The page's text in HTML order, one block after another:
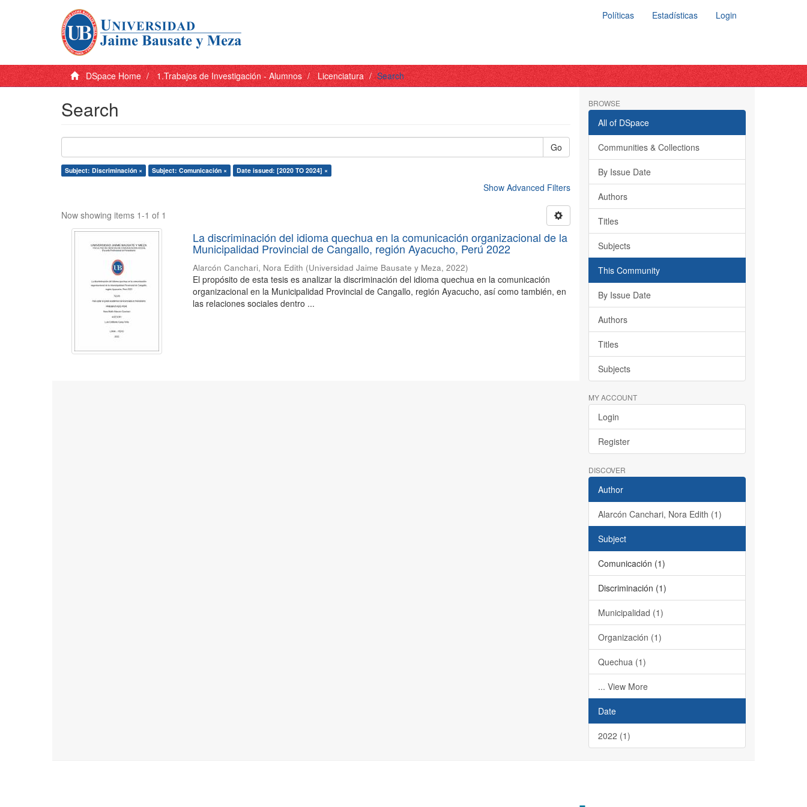
Políticas Estadísticas Login
DSpace Home 1.Trabajos de Investigación - Alumnos Licenciatura Search
Search
Go
Subject: Discriminación × Subject: Comunicación × Date issued: [2020 TO 2024] ×
Show Advanced Filters
Now showing items 1-1 of 1
La discriminación del idioma quechua en la comunicación organizacional de la
Municipalidad Provincial de Cangallo, región Ayacucho, Perú 2022
Alarcón Canchari, Nora Edith (Universidad Jaime Bausate y Meza,2022)
El propósito de esta tesis es analizar la discriminación del idioma quechua en la comunicación
organizacional en la Municipalidad Provincial de Cangallo, región Ayacucho, así como también, en
las relaciones sociales dentro ...
BROWSE
All of DSpace
Communities & Collections
By Issue Date
Authors
Titles
Subjects
This Community
By Issue Date
Authors
Titles
Subjects
MY ACCOUNT
Login
Register
DISCOVER
Author
Alarcón Canchari, Nora Edith (1)
Subject
Comunicación (1)
Discriminación (1)
Municipalidad (1)
Organización (1)
Quechua (1)
... View More
Date
2022 (1)